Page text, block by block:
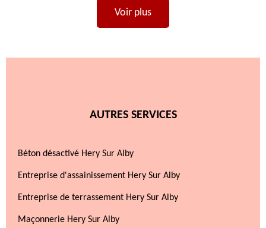
Voir plus
AUTRES SERVICES
Béton désactivé Hery Sur Alby
Entreprise d'assainissement Hery Sur Alby
Entreprise de terrassement Hery Sur Alby
Maçonnerie Hery Sur Alby